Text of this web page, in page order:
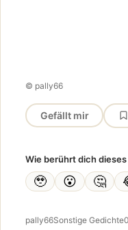
© pally66
Gefällt mir
Wie berührt dich
🥹 😮 🤔
pally66Sonstige Gedichte